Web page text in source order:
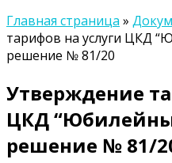
Главная страница »
тарифов на услуги ЦКД
решение № 81/20
Утверждение
ЦКД
решение № 81/